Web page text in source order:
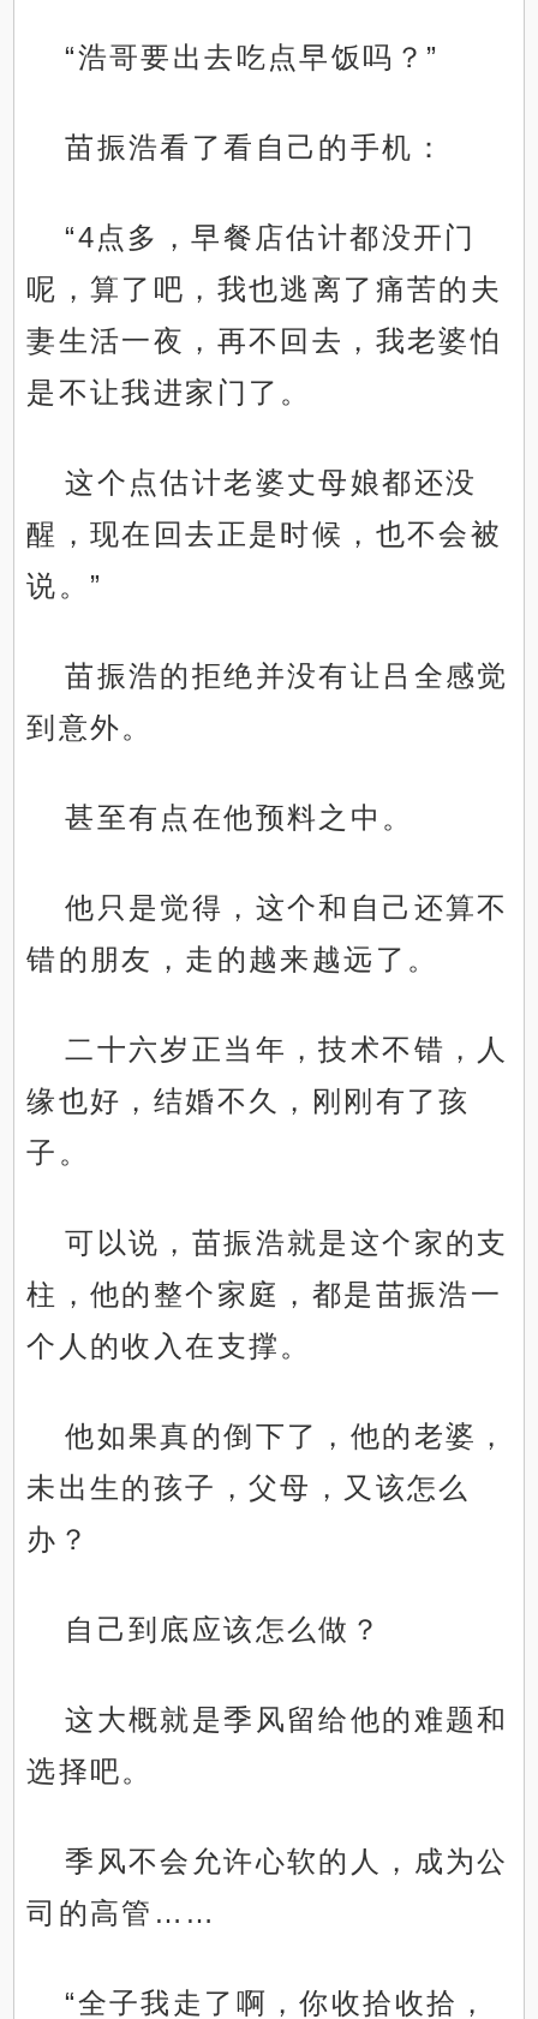
“浩哥要出去吃点早饭吗？”
苗振浩看了看自己的手机：
“4点多，早餐店估计都没开门
呢，算了吧，我也逃离了痛苦的夫
妻生活一夜，再不回去，我老婆怕
是不让我进家门了。
这个点估计老婆丈母娘都还没
醒，现在回去正是时候，也不会被
说。”
苗振浩的拒绝并没有让吕全感觉
到意外。
甚至有点在他预料之中。
他只是觉得，这个和自己还算不
错的朋友，走的越来越远了。
二十六岁正当年，技术不错，人
缘也好，结婚不久，刚刚有了孩
子。
可以说，苗振浩就是这个家的支
柱，他的整个家庭，都是苗振浩一
个人的收入在支撑。
他如果真的倒下了，他的老婆，
未出生的孩子，父母，又该怎么
办？
自己到底应该怎么做？
这大概就是季风留给他的难题和
选择吧。
季风不会允许心软的人，成为公
司的高管……
“全子我走了啊，你收拾收拾，